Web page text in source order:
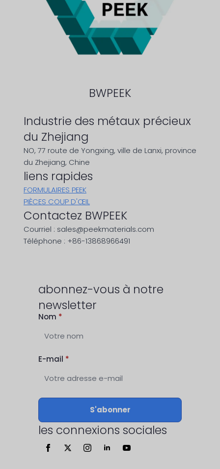
BWPEEK
Industrie des métaux précieux
du Zhejiang
NO, 77 route de Yongxing, ville de Lanxi, province
du Zhejiang, Chine
liens rapides
FORMULAIRES PEEK
PIÈCES COUP D'ŒIL
Contactez BWPEEK
Courriel : sales@peekmaterials.com
Téléphone : +86-13868966491
abonnez-vous à notre
newsletter
Nom *
E-mail *
S'abonner
les connexions sociales